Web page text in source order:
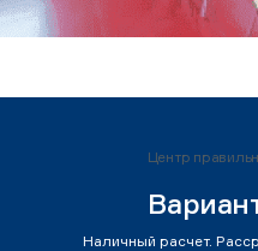
Центр
Наличный расчет.